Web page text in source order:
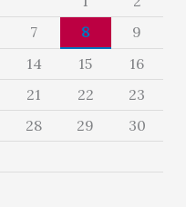
7 8
9
14 15
16
21 22
23
28 29
30